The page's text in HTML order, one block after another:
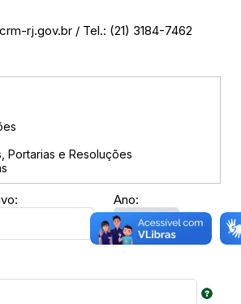
rj.gov.br / Tel.: (21) 3184-7462
Portarias e Resoluções
Ano: